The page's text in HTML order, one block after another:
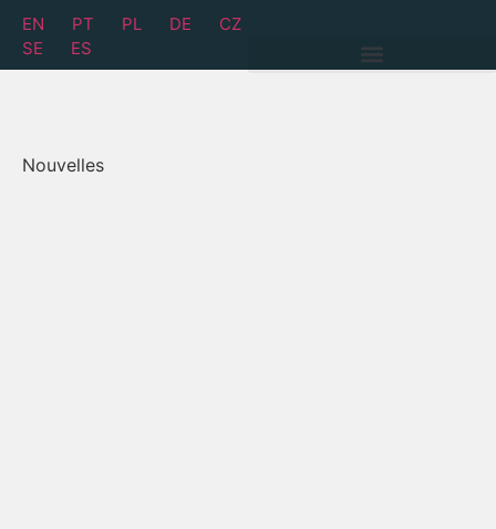
EN PT PL DE
CZ
SE
ES
Nouvelles